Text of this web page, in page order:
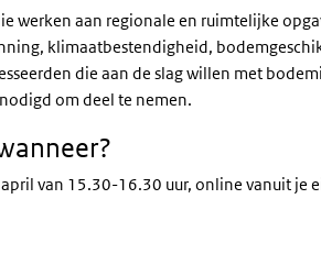
werken aan regionale en ruimtelijke
klimaatbestendigheid,
die aan de slag willen met
om deel te nemen.
van 15.30-16.30 uur, online vanuit je